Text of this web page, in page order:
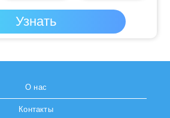
О нас
Контакты